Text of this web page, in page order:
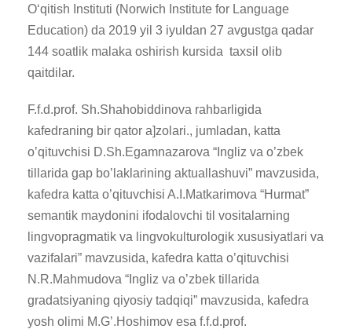
O‘qitish Instituti (Norwich Institute for Language
Education) da 2019 yil 3 iyuldan 27 avgustga qadar
144 soatlik malaka oshirish kursida taxsil olib
qaitdilar.
F.f.d.prof. Sh.Shahobiddinova rahbarligida
kafedraning bir qator a]zolari., jumladan, katta
o’qituvchisi D.Sh.Egamnazarova “Ingliz va o’zbek
tillarida gap bo’laklarining aktuallashuvi” mavzusida,
kafedra katta o’qituvchisi A.I.Matkarimova “Hurmat”
semantik maydonini ifodalovchi til vositalarning
lingvopragmatik va lingvokulturologik xususiyatlari va
vazifalari” mavzusida, kafedra katta o’qituvchisi
N.R.Mahmudova “Ingliz va o’zbek tillarida
gradatsiyaning qiyosiy tadqiqi” mavzusida, kafedra
yosh olimi M.G’.Hoshimov esa f.f.d.prof.